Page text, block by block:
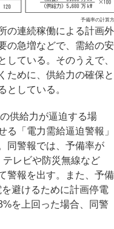
予備率の計算
の連続稼働による計画外
の急増などで、需給の安
している。そのうえで、
ために、供給力の確保と
としている。
供給力が逼迫する場
「電力需給逼迫警報」
同警報では、予備率が
レビや防災無線など
警報を出す。また、予備
避けるために計画停電
を上回った場合、同警